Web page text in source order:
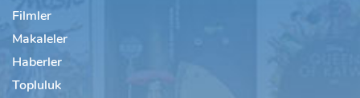
Filmler
Makaleler
Haberler
Topluluk